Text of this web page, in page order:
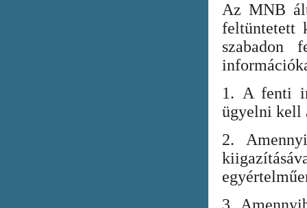
Az MNB
feltüntetett
szabadon
1. A fenti
ügyelni kell
2.